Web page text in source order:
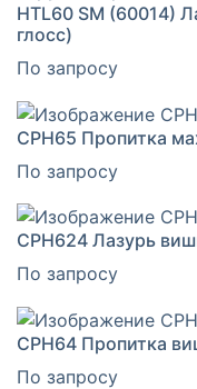
HTL60 SM (60014)
глосс)
По запросу
CPH65 Пропитка
По запросу
CPH624 Лазурь
По запросу
CPH64 Пропитка
По запросу